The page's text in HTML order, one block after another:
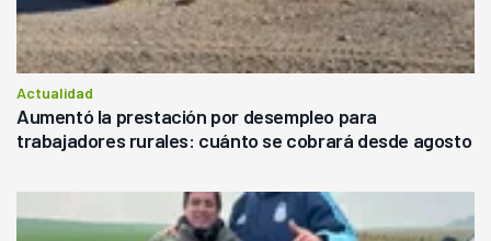
Actualidad
Aumentó la prestación por desempleo para
trabajadores rurales: cuánto se cobrará desde agosto